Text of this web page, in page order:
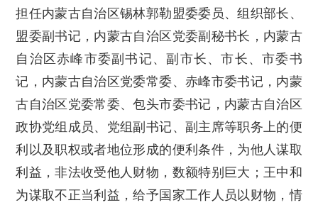
担任内蒙古自治区锡林郭勒盟委委员、组织部长、
盟委副书记，内蒙古自治区党委副秘书长，内蒙古
自治区赤峰市委副书记、副市长、市长、市委书
记，内蒙古自治区党委常委、赤峰市委书记，内蒙
古自治区党委常委、包头市委书记，内蒙古自治区
政协党组成员、党组副书记、副主席等职务上的便
利以及职权或者地位形成的便利条件，为他人谋取
利益，非法收受他人财物，数额特别巨大；王中和
为谋取不正当利益，给予国家工作人员以财物，情